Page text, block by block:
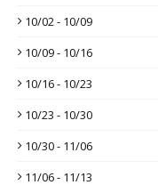
10/02 - 10/09
10/09 - 10/16
10/16 - 10/23
10/23 - 10/30
10/30 - 11/06
11/06 - 11/13